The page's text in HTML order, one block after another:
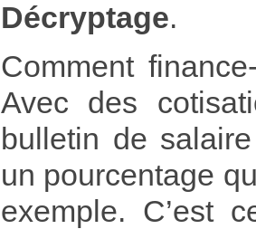
Décryptage.
Comment
Avec des
bulletin de
un pourcentage
exemple. C’est